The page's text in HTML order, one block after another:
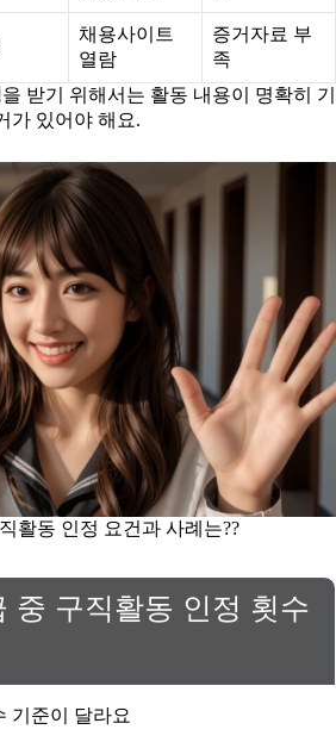
채용사이트
열람
증거자료 부
족
을 받기 위해서는 활동 내용이 명확히 기
가 있어야 해요.
활동 인정 요건과 사례는??
중 구직활동 인정 횟수
기준이 달라요